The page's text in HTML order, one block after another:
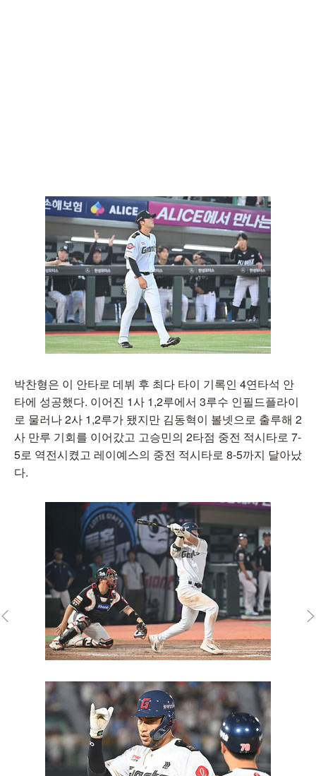
박찬형은 이 안타로 데뷔 후 최다 타이 기록인 4연타석 안
타에 성공했다. 이어진 1사 1,2루에서 3루수 인필드플라이
로 물러나 2사 1,2루가 됐지만 김동혁이 볼넷으로 출루해 2
사 만루 기회를 이어갔고 고승민의 2타점 중전 적시타로 7-
5로 역전시켰고 레이예스의 중전 적시타로 8-5까지 달아났
다.